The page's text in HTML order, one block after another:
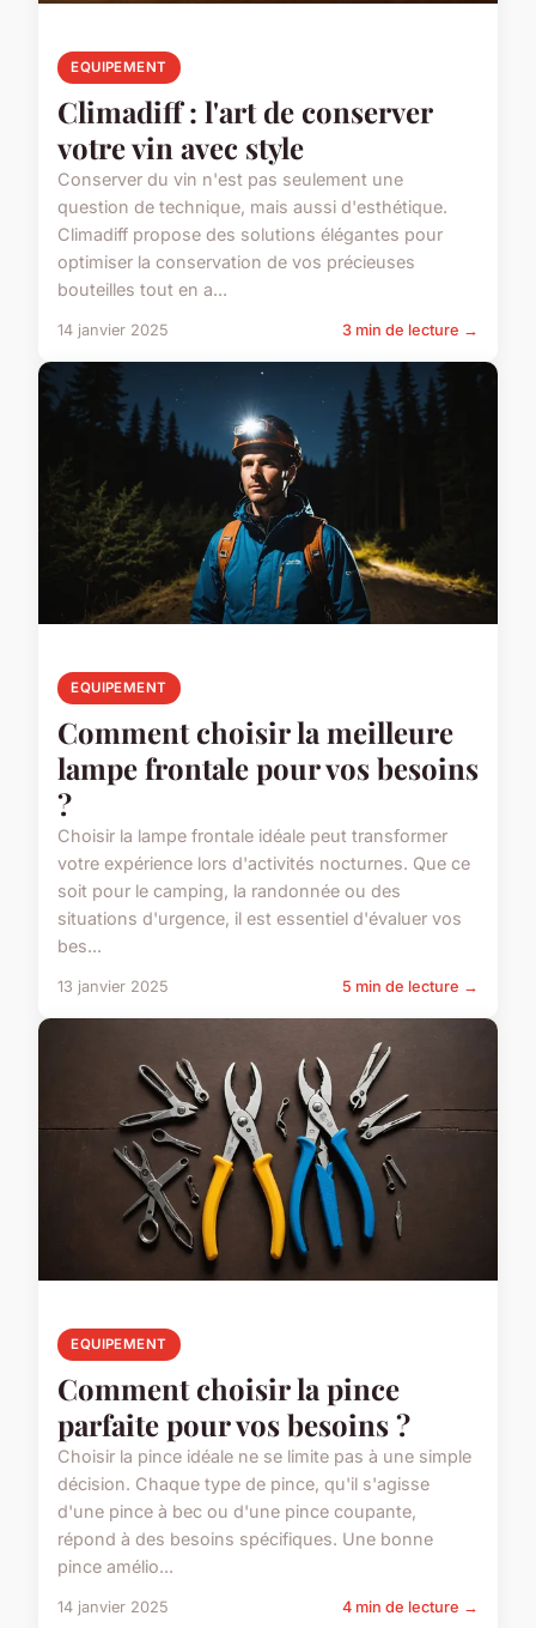
EQUIPEMENT
Climadiff : l'art de conserver
votre vin avec style
Conserver du vin n'est pas seulement une
question de technique, mais aussi d'esthétique.
Climadiff propose des solutions élégantes pour
optimiser la conservation de vos précieuses
bouteilles tout en a...
14 janvier 2025 3 min de lecture →
EQUIPEMENT
Comment choisir la meilleure
lampe frontale pour vos besoins
?
Choisir la lampe frontale idéale peut transformer
votre expérience lors d'activités nocturnes. Que ce
soit pour le camping, la randonnée ou des
situations d'urgence, il est essentiel d'évaluer vos
bes...
13 janvier 2025 5 min de lecture →
EQUIPEMENT
Comment choisir la pince
parfaite pour vos besoins ?
Choisir la pince idéale ne se limite pas à une simple
décision. Chaque type de pince, qu'il s'agisse
d'une pince à bec ou d'une pince coupante,
répond à des besoins spécifiques. Une bonne
pince amélio...
14 janvier 2025 4 min de lecture →